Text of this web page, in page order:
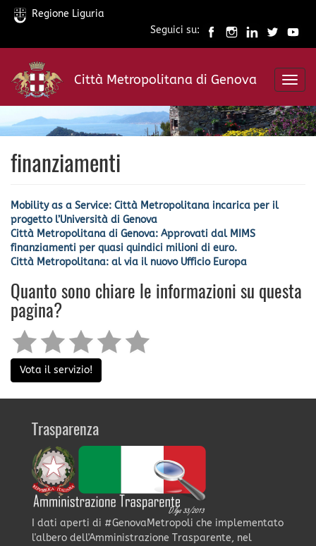
Salta
contenuto
principale
Regione Liguria
Seguici su:
Città Metropolitana di Genova
finanziamenti
Mobility as a Service: Città Metropolitana incarica per il
progetto l’Università di Genova
Città Metropolitana di Genova: Approvati dal MIMS
finanziamenti per quasi quindici milioni di euro.
Città Metropolitana: al via il nuovo Ufficio Europa
Quanto sono chiare le informazioni su questa
pagina?
Vota il servizio!
Trasparenza
I dati aperti di #GenovaMetropoli che implementato
l'albero dell'Amministrazione Trasparente, nel